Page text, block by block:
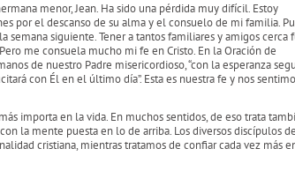
menor, Jean. Ha sido una pérdida muy difícil. Estoy
por el descanso de su alma y el consuelo de mi familia.
siguiente. Tener a tantos familiares y amigos cerca
me consuela mucho mi fe en Cristo. En la Oración de
de nuestro Padre misericordioso, “con la esperanza
con Él en el último día”. Esta es nuestra fe y nos
importa en la vida. En muchos sentidos, de eso trata
la mente puesta en lo de arriba. Los diversos discípulos
cristiana, mientras tratamos de confiar cada vez más